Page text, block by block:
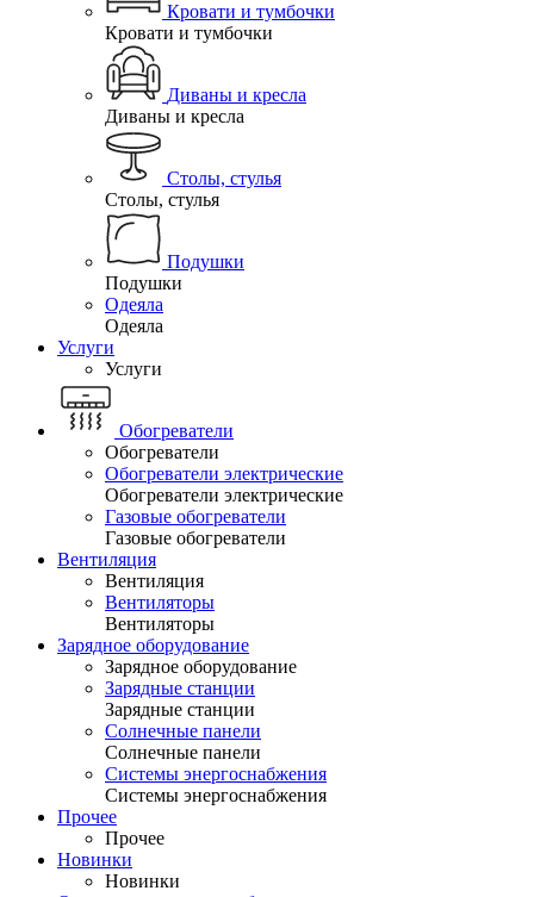
Кровати и тумбочки
Кровати и тумбочки
Диваны и кресла
Диваны и кресла
Столы, стулья
Столы, стулья
Подушки
Подушки
Одеяла
Одеяла
Услуги
Услуги
Обогреватели
Обогреватели
Обогреватели электрические
Обогреватели электрические
Газовые обогреватели
Газовые обогреватели
Вентиляция
Вентиляция
Вентиляторы
Вентиляторы
Зарядное оборудование
Зарядное оборудование
Зарядные станции
Зарядные станции
Солнечные панели
Солнечные панели
Системы энергоснабжения
Системы энергоснабжения
Прочее
Прочее
Новинки
Новинки